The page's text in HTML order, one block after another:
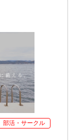
部活・サークル